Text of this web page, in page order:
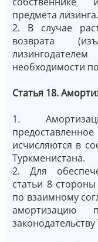
предмета лизинга.
2. В случае
возврата
необходимости
Статья 18.
1.
исчисляются в
Туркменистана.
2. Для
статьи 8
по взаимному
амортизацию